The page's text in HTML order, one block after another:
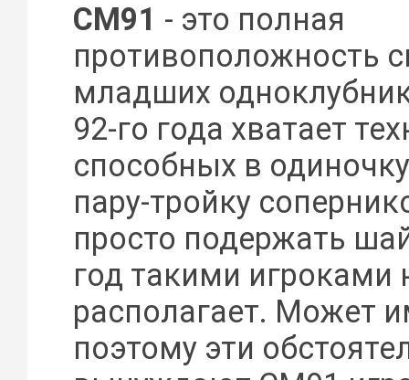
СМ91 - это полная
противоположность
младших
92-го года хватает
способных в
пару-тройку
просто подержать
год такими игроками
располагает. Может
поэтому эти